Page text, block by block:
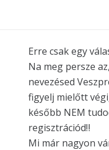
Erre csak egy
Na meg persze
nevezésed
figyelj mielőtt
később NEM
regisztrációd‼️
Mi már nagyon